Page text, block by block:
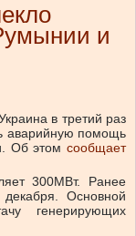
и
в третий раз
аварийную помощь
Об этом сообщает
300МВт. Ранее
Основной
генерирующих